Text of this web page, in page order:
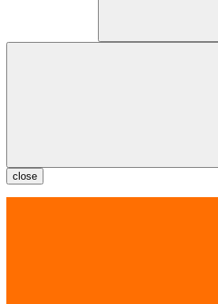
close